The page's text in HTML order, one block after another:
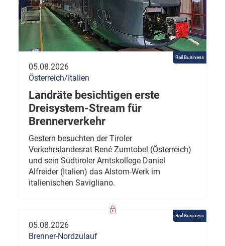
Rail Business
05.08.2026
Österreich/Italien
Landräte besichtigen erste
Dreisystem-Stream für
Brennerverkehr
Gestern besuchten der Tiroler
Verkehrslandesrat René Zumtobel (Österreich)
und sein Südtiroler Amtskollege Daniel
Alfreider (Italien) das Alstom-Werk im
italienischen Savigliano.
Rail Business
05.08.2026
Brenner-Nordzulauf